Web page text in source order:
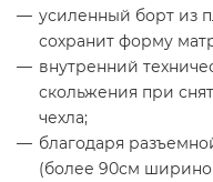
усиленный борт из
сохранит форму
внутренний
скольжения при
чехла;
благодаря
(более 90см